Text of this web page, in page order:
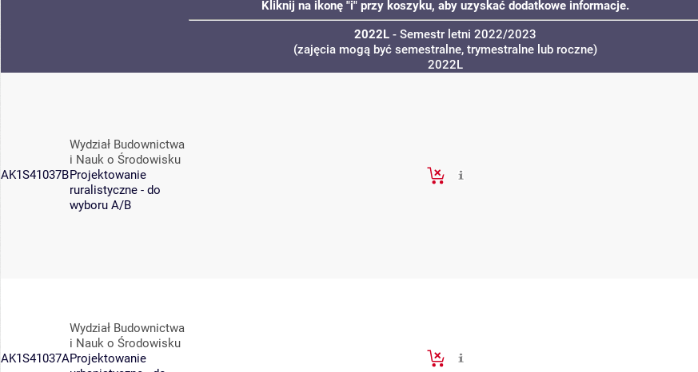
Kliknij na ikonę "i" przy koszyku, aby uzyskać dodatkowe informacje.
2022L- Semestr letni 2022/2023
(zajęcia mogą być semestralne, trymestralne lub roczne)
2022L
AK1S41037B
Wydział Budownictwa
i Nauk o Środowisku
Projektowanie
ruralistyczne - do
wyboru A/B
AK1S41037A
Wydział Budownictwa
i Nauk o Środowisku
Projektowanie